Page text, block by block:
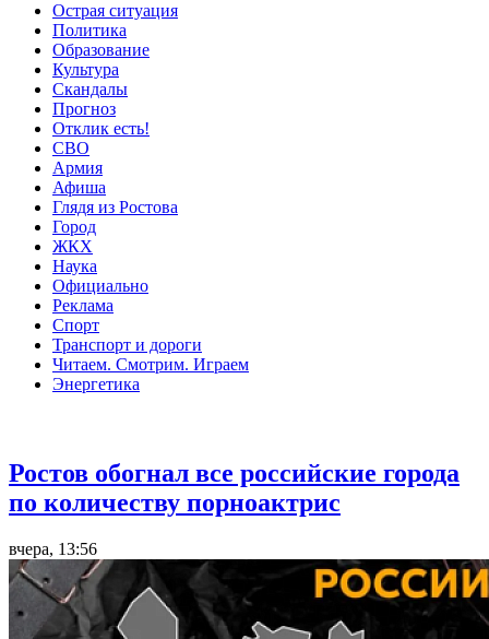
Острая ситуация
Политика
Образование
Культура
Скандалы
Прогноз
Отклик есть!
СВО
Армия
Афиша
Глядя из Ростова
Город
ЖКХ
Наука
Официально
Реклама
Спорт
Транспорт и дороги
Читаем. Смотрим. Играем
Энергетика
Ростов обогнал все российские города
по количеству порноактрис
вчера, 13:56